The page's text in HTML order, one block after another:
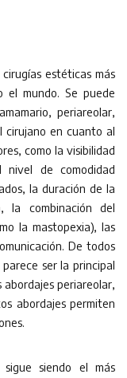
estéticas más
el mundo. Se puede
periareolar,
cirujano en cuanto al
como la visibilidad
nivel de comodidad
la duración de la
la combinación del
la mastopexia), las
De todos
ser la principal
periareolar,
abordajes permiten
sigue siendo el más